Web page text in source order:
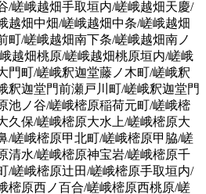
/嵯峨越畑手取垣内/嵯峨越畑天慶/
越畑中畑/嵯峨越畑中条/嵯峨越畑
町/嵯峨越畑南下条/嵯峨越畑南ノ
越畑桃原/嵯峨越畑桃原垣内/嵯峨
門町/嵯峨釈迦堂藤ノ木町/嵯峨釈
釈迦堂門前瀬戸川町/嵯峨釈迦堂門
池ノ谷/嵯峨樒原稲荷元町/嵯峨樒
久保/嵯峨樒原大水上/嵯峨樒原大
/嵯峨樒原甲北町/嵯峨樒原甲脇/嵯
清水/嵯峨樒原神宝岩/嵯峨樒原千
/嵯峨樒原辻田/嵯峨樒原手取垣内/
樒原西ノ百合/嵯峨樒原西桃原/嵯